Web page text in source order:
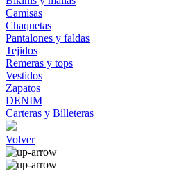
Camisas
Chaquetas
Pantalones y faldas
Tejidos
Remeras y tops
Vestidos
Zapatos
DENIM
Carteras y Billeteras
Volver